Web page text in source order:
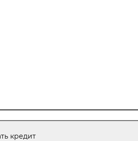
кредит